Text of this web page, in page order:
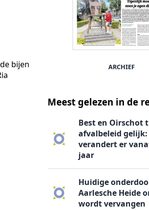
bijen
ARCHIEF
Meest gelezen in de
Best en Oirschot
afvalbeleid
verandert er
jaar
Huidige
Aarlesche Heide
wordt vervangen